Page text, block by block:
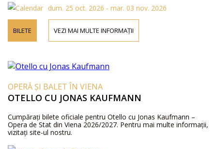
dum. 25 oct. 2026 - mar. 03 nov. 2026
BILETE VEZI MAI MULTE INFORMAȚII
OPERĂ ȘI BALET ÎN VIENA
OTELLO CU JONAS KAUFMANN
Cumpărați bilete oficiale pentru Otello cu Jonas Kaufmann –
Opera de Stat din Viena 2026/2027. Pentru mai multe informații,
vizitați site-ul nostru.